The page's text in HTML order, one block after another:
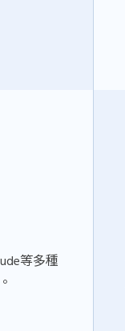
等多種